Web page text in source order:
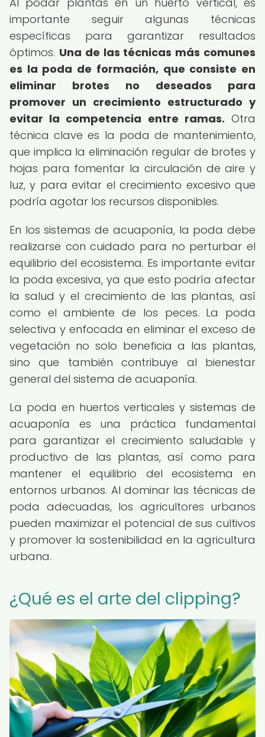
importante seguir algunas técnicas
específicas para garantizar resultados
óptimos. Una de las técnicas más comunes
es la poda de formación, que consiste en
eliminar brotes no deseados para
promover un crecimiento estructurado y
evitar la competencia entre ramas. Otra
técnica clave es la poda de mantenimiento,
que implica la eliminación regular de brotes y
hojas para fomentar la circulación de aire y
luz, y para evitar el crecimiento excesivo que
podría agotar los recursos disponibles.
En los sistemas de acuaponía, la poda debe
realizarse con cuidado para no perturbar el
equilibrio del ecosistema. Es importante evitar
la poda excesiva, ya que esto podría afectar
la salud y el crecimiento de las plantas, así
como el ambiente de los peces. La poda
selectiva y enfocada en eliminar el exceso de
vegetación no solo beneficia a las plantas,
sino que también contribuye al bienestar
general del sistema de acuaponía.
La poda en huertos verticales y sistemas de
acuaponía es una práctica fundamental
para garantizar el crecimiento saludable y
productivo de las plantas, así como para
mantener el equilibrio del ecosistema en
entornos urbanos. Al dominar las técnicas de
poda adecuadas, los agricultores urbanos
pueden maximizar el potencial de sus cultivos
y promover la sostenibilidad en la agricultura
urbana.
¿Qué es el arte del clipping?